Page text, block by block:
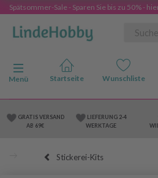
Spätsommer-Sale - Sparen Sie bis zu 50% -
Anzeige ändern
Menü
GRATIS VERSAND
AB 69€
LIEFERUNG 2-4
WERKTAGE
Stickerei-Kits